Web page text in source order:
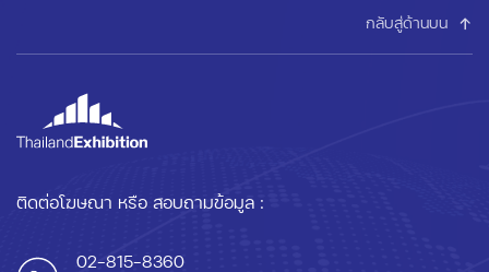
กลับสู่ด้านบน
ติดต่อโฆษณา หรือ สอบถามข้อมูล :
02-815-8360